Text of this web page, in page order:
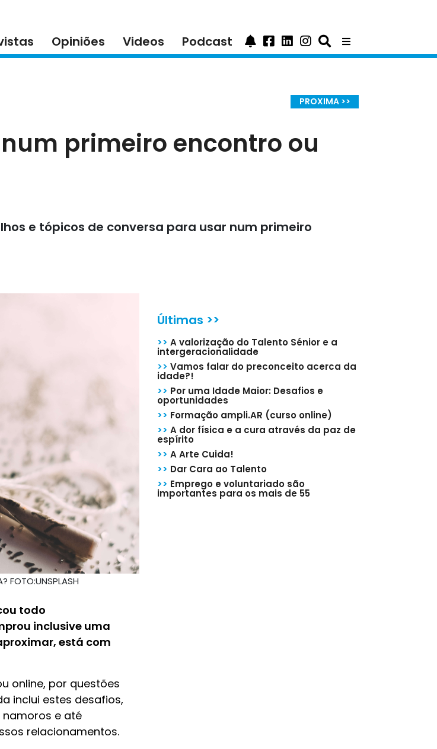
Opiniões Videos Podcast
PROXIMA >>
primeiro encontro ou
e tópicos de conversa para usar num primeiro
FOTO:UNSPLASH
todo
inclusive uma
está com
online, por questões
inclui estes desafios,
e até
relacionamentos.
Últimas >>
>> A valorização do Talento Sénior e a
intergeracionalidade
>> Vamos falar do preconceito acerca da
idade?!
>> Por uma Idade Maior: Desafios e
oportunidades
>> Formação ampli.AR (curso online)
>> A dor física e a cura através da paz de
espírito
>> A Arte Cuida!
>> Dar Cara ao Talento
>> Emprego e voluntariado são
importantes para os mais de 55